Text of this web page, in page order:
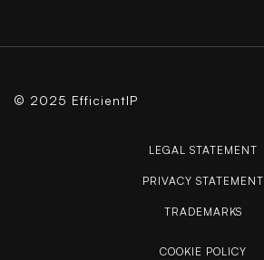
© 2025 EfficientIP
LEGAL STATEMENT
PRIVACY STATEMENT
TRADEMARKS
COOKIE POLICY